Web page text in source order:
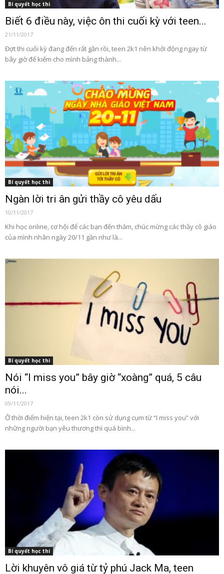
Bí quyết học thi
Biết 6 điều này, việc ôn thi cuối kỳ với teen...
21/11/2017
Đợt thi cuối kỳ đang đến rất gần rồi, teen 2k1 nên khởi động ngay từ
bây giờ để kiếm cho mình bảng thành...
Bí quyết học thi
Ngàn lời tri ân gửi thầy cô yêu dấu
10/11/2017
Khi học online, cơ hội để các bạn đến thăm, chúc mừng các thầy cô giáo
của mình nhân ngày 20/11 gần như là...
Bí quyết học thi
Nói “I miss you” bây giờ “xoàng” quá, 5 câu
nói...
09/11/2017
Ở thời điểm hiện tại, teen 2k1 còn sử dụng cụm từ “I miss you” với
những người bạn yêu thương thì quá bình...
Bí quyết học thi
Lời khuyên vô giá từ tỷ phú Jack Ma, teen